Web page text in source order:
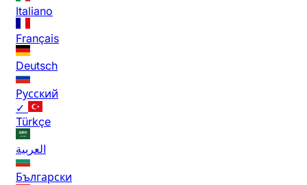
Italiano
Français
Deutsch
Русский
✓
Türkçe
العربية
Български